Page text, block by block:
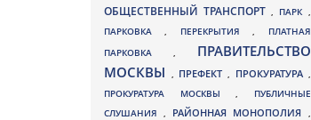
ОБЩЕСТВЕННЫЙ ТРАНСПОРТ, ПАРК ,
ПАРКОВКА, ПЕРЕКРЫТИЯ,
ПЛАТНАЯ
ПАРКОВКА ,
ПРАВИТЕЛЬСТВО
МОСКВЫ , ПРЕФЕКТ, ПРОКУРАТУРА ,
ПРОКУРАТУРА МОСКВЫ ,
ПУБЛИЧНЫЕ
СЛУШАНИЯ, РАЙОННАЯ МОНОПОЛИЯ ,